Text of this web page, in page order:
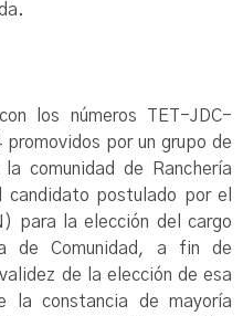
los números TET-JDC-
por un grupo de
comunidad de Ranchería
candidato postulado por el
para la elección del cargo
de Comunidad, a fin de
de la elección de esa
la constancia de mayoría